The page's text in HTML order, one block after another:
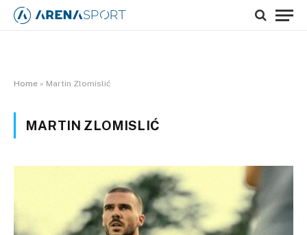
Home » Martin Zlomislić
MARTIN ZLOMISLIĆ